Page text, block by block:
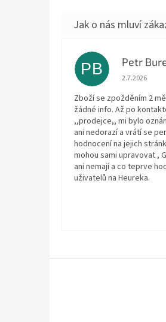
PB Petr
Hodnocení
2.7.2026
Zboží se zpožděním 2
žádné info. Až po
,,prodejce,, mi bylo
ani nedorazí a vrátí se
hodnocení na jejich
mohou sami upravovat ,
ani nemají a co teprve
uživatelů na Heureka.